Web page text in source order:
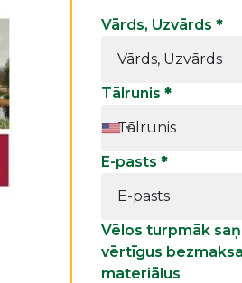
Vārds, Uzvārds *
Tālrunis *
E-pasts *
Vēlos turpmāk
vērtīgus
materiālus